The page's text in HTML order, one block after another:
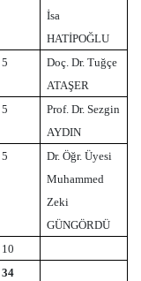
İsa
HATİPOĞLU
5
Doç. Dr. Tuğçe
ATAŞER
5
Prof. Dr. Sezgin
AYDIN
5
Dr. Öğr. Üyesi
Muhammed
Zeki
GÜNGÖRDÜ
10
34